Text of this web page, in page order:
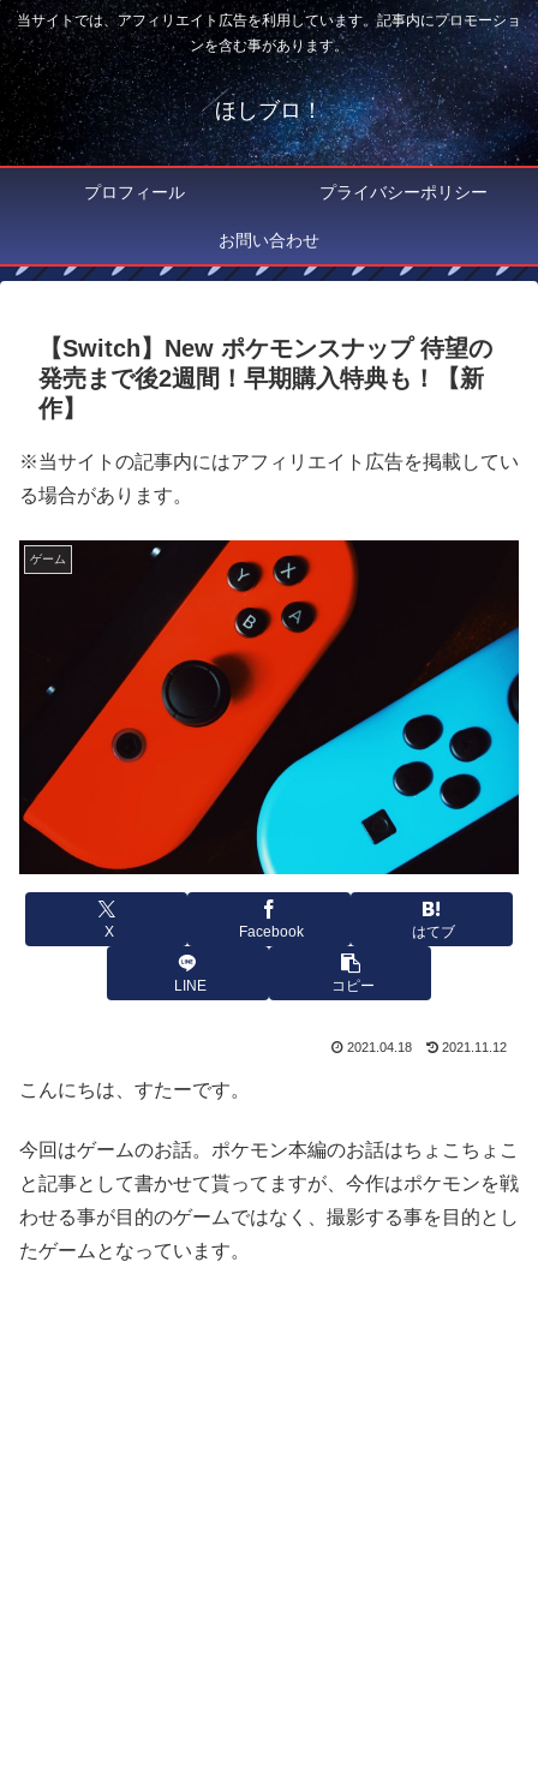
当サイトでは、アフィリエイト広告を利用しています。記事内にプロモーショ
ンを含む事があります。
ほしブロ！
プロフィール プライバシーポリシー
お問い合わせ
【Switch】New ポケモンスナップ 待望の
発売まで後2週間！早期購入特典も！【新
作】
※当サイトの記事内にはアフィリエイト広告を掲載してい
る場合があります。
ゲーム
X Facebook はてブ
LINE コピー
2021.04.18 2021.11.12
こんにちは、すたーです。
今回はゲームのお話。ポケモン本編のお話はちょこちょこ
と記事として書かせて貰ってますが、今作はポケモンを戦
わせる事が目的のゲームではなく、撮影する事を目的とし
たゲームとなっています。